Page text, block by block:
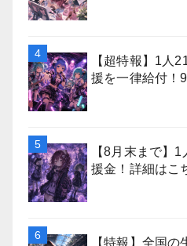
【超特報】1人
援を一律給付！
【8月末まで】
援金！詳細はこ
【特報】全国